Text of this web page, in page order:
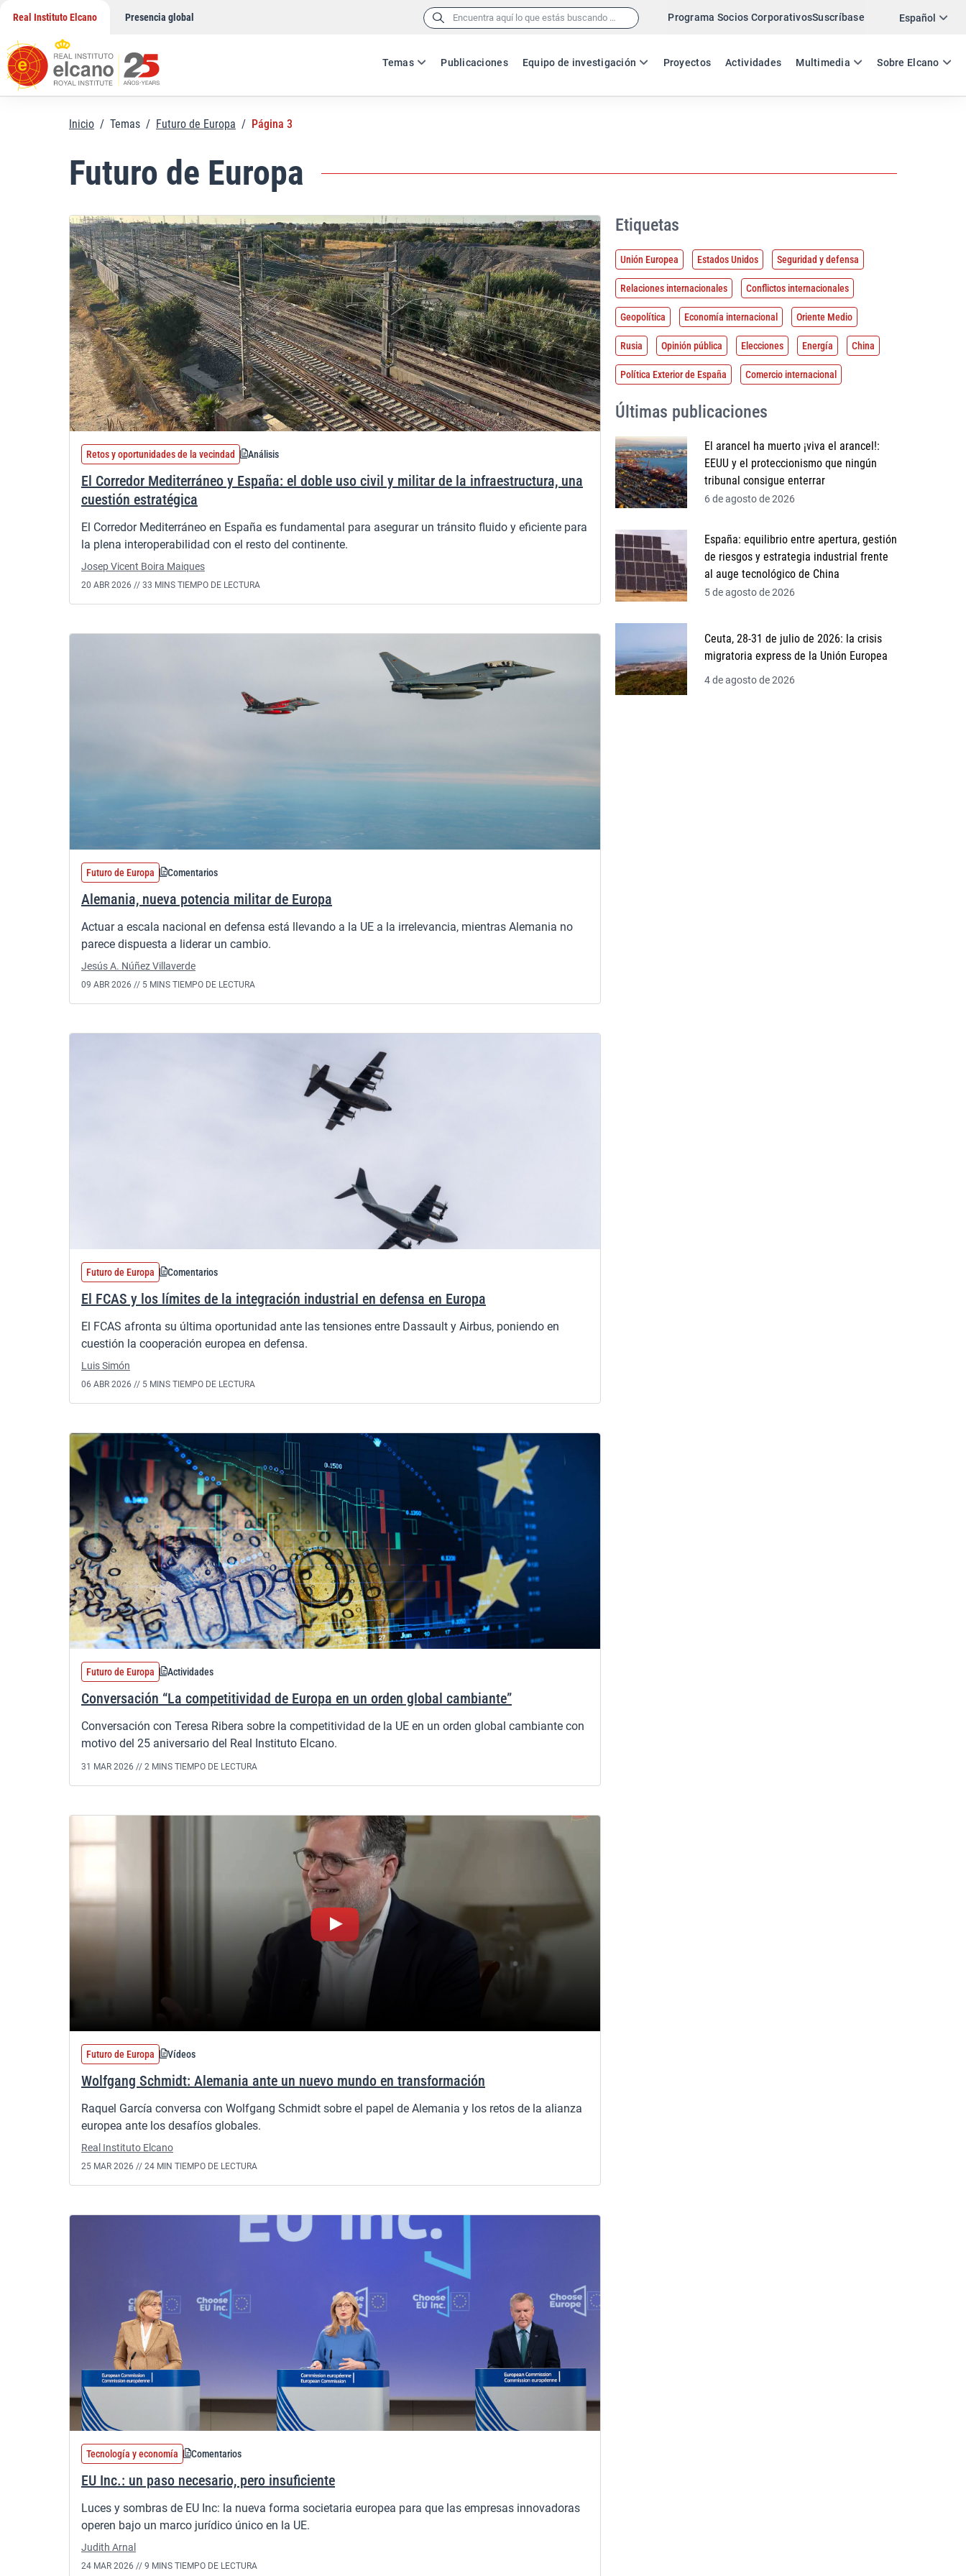
contenido
Real Instituto Elcano Presencia global Buscar: Programa Socios CorporativosSuscríbase Español
ES EN
Temas Publicaciones Equipo de investigación Proyectos Actividades Multimedia Sobre Elcano
Inicio / Temas / Futuro de Europa / Página 3
Futuro de Europa
Retos y oportunidades de la vecindad Análisis
El Corredor Mediterráneo y España: el doble uso civil y militar de la infraestructura, una
cuestión estratégica
El Corredor Mediterráneo en España es fundamental para asegurar un tránsito fluido y eficiente para
la plena interoperabilidad con el resto del continente.
Josep Vicent Boira Maiques
20 ABR 2026 // 33 MINS TIEMPO DE LECTURA
Futuro de Europa Comentarios
Alemania, nueva potencia militar de Europa
Actuar a escala nacional en defensa está llevando a la UE a la irrelevancia, mientras Alemania no
parece dispuesta a liderar un cambio.
Jesús A. Núñez Villaverde
09 ABR 2026 // 5 MINS TIEMPO DE LECTURA
Futuro de Europa Comentarios
El FCAS y los límites de la integración industrial en defensa en Europa
El FCAS afronta su última oportunidad ante las tensiones entre Dassault y Airbus, poniendo en
cuestión la cooperación europea en defensa.
Luis Simón
06 ABR 2026 // 5 MINS TIEMPO DE LECTURA
Futuro de Europa Actividades
Conversación “La competitividad de Europa en un orden global cambiante”
Conversación con Teresa Ribera sobre la competitividad de la UE en un orden global cambiante con
motivo del 25 aniversario del Real Instituto Elcano.
31 MAR 2026 // 2 MINS TIEMPO DE LECTURA
Futuro de Europa Vídeos
Wolfgang Schmidt: Alemania ante un nuevo mundo en transformación
Raquel García conversa con Wolfgang Schmidt sobre el papel de Alemania y los retos de la alianza
europea ante los desafíos globales.
Real Instituto Elcano
25 MAR 2026 // 24 MIN TIEMPO DE LECTURA
Tecnología y economía Comentarios
EU Inc.: un paso necesario, pero insuficiente
Luces y sombras de EU Inc: la nueva forma societaria europea para que las empresas innovadoras
operen bajo un marco jurídico único en la UE.
Judith Arnal
24 MAR 2026 // 9 MINS TIEMPO DE LECTURA
Etiquetas
Unión Europea Estados Unidos Seguridad y defensa
Relaciones internacionales Conflictos internacionales
Geopolítica Economía internacional Oriente Medio
Rusia Opinión pública Elecciones Energía China
Política Exterior de España Comercio internacional
Últimas publicaciones
El arancel ha muerto ¡viva el arancel!:
EEUU y el proteccionismo que ningún
tribunal consigue enterrar
6 de agosto de 2026
España: equilibrio entre apertura, gestión
de riesgos y estrategia industrial frente
al auge tecnológico de China
5 de agosto de 2026
Ceuta, 28-31 de julio de 2026: la crisis
migratoria express de la Unión Europea
4 de agosto de 2026